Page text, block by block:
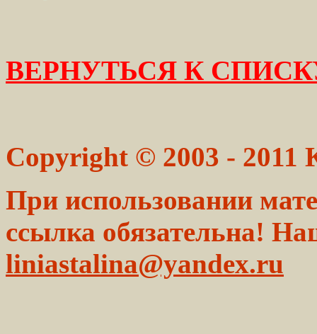
ВЕРНУТЬСЯ К
Copyright © 2003 - 2011
При использовании
ссылка обязательна!
liniastalina@yandex.ru